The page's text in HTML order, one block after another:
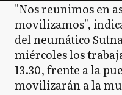
"Nos reunimos en
movilizamos",
del neumático
miércoles los
13.30, frente a la
movilizarán a la